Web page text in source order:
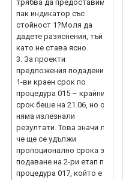
трябва да предоставим
пак индикатор със
стойност 1?Моля да
дадете разяснения, тъй
като не става ясно.
3. За проекти
предложения подадени за
1-ви краен срок по
процедура 015 – крайният
срок беше на 21.06, но още
няма излезнали
резултати. Това значи ли,
че ще се удължи
пропоционално срока за
подаване на 2-ри етап по
процедура 017, който е